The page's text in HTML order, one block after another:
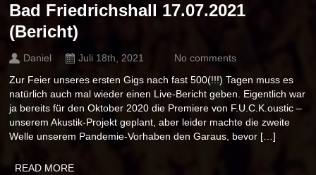
Bad Friedrichshall 17.07.2021
(Bericht)
Daniel Juli 18th, 2021
No comments
Zur Feier unseres ersten Gigs nach fast 500(!!!) Tagen muss es
natürlich auch mal wieder einen Live-Bericht geben. Eigentlich war
ja bereits für den Oktober 2020 die Premiere von F.U.C.K.oustic –
unserem Akustik-Projekt geplant, aber leider machte die zweite
Welle unserem Pandemie-Vorhaben den Garaus, bevor […]
READ MORE